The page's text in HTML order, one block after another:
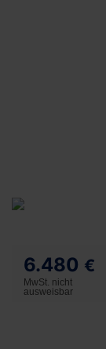
6.480 €
MwSt. nicht
ausweisbar